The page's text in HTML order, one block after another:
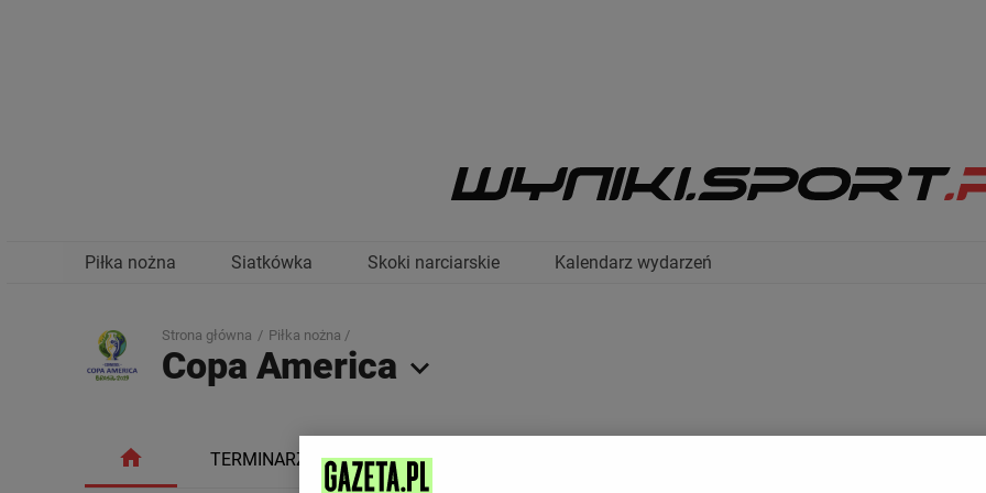
Piłka nożna Siatkówka Skoki narciarskie Kalendarz wydarzeń
Strona główna Piłka nożna /
Copa America
TERMINARZ TABELA